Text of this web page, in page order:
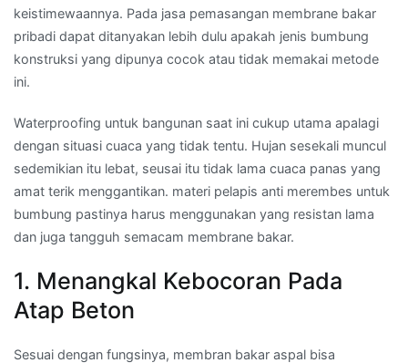
keistimewaannya. Pada jasa pemasangan membrane bakar
pribadi dapat ditanyakan lebih dulu apakah jenis bumbung
konstruksi yang dipunya cocok atau tidak memakai metode
ini.
Waterproofing untuk bangunan saat ini cukup utama apalagi
dengan situasi cuaca yang tidak tentu. Hujan sesekali muncul
sedemikian itu lebat, seusai itu tidak lama cuaca panas yang
amat terik menggantikan. materi pelapis anti merembes untuk
bumbung pastinya harus menggunakan yang resistan lama
dan juga tangguh semacam membrane bakar.
1. Menangkal Kebocoran Pada
Atap Beton
Sesuai dengan fungsinya, membran bakar aspal bisa